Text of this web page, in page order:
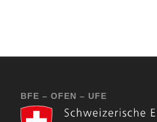
BFE – OFEN – UFE